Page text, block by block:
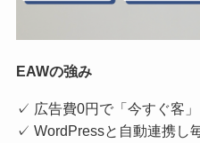
EAWの強み
✓ 広告費0円で「今すぐ客
✓ WordPressと自動連携し